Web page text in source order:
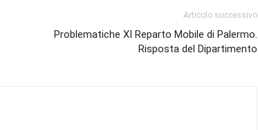
Articolo successivo
Problematiche XI Reparto Mobile di Palermo.
Risposta del Dipartimento